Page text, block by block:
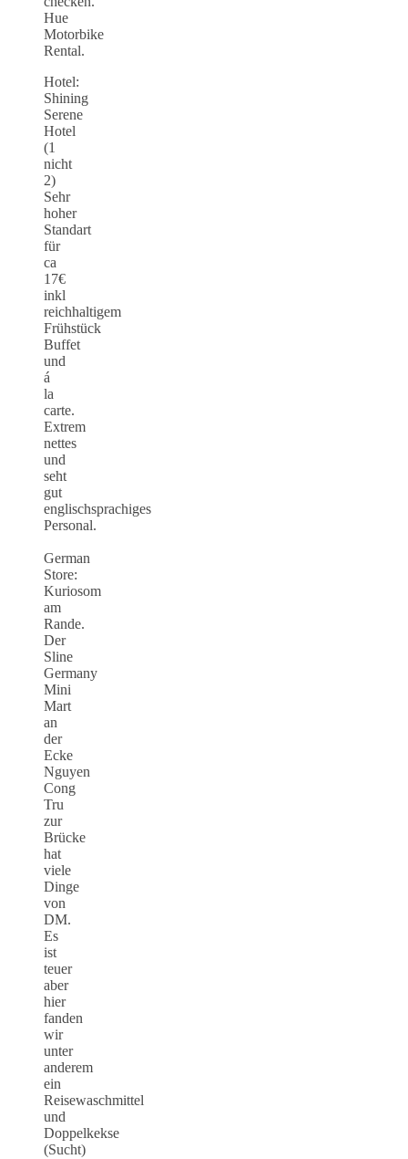
Hue
Motorbike
Rental.
Hotel:
Shining
Serene
Hotel
(1
nicht
2)
Sehr
hoher
Standart
für
ca
17€
inkl
reichhaltigem
Frühstück
Buffet
und
á
la
carte.
Extrem
nettes
und
seht
gut
englischsprachiges
Personal.
German
Store:
Kuriosom
am
Rande.
Der
Sline
Germany
Mini
Mart
an
der
Ecke
Nguyen
Cong
Tru
zur
Brücke
hat
viele
Dinge
von
DM.
Es
ist
teuer
aber
hier
fanden
wir
unter
anderem
ein
Reisewaschmittel
und
Doppelkekse
(Sucht)